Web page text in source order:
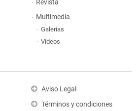
Revista
Multimedia
Galerías
Vídeos
Aviso Legal
Términos y condiciones